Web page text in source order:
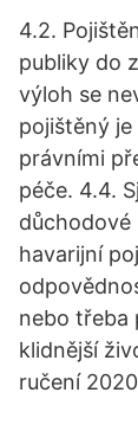
4.2.
publiky do
výloh se
pojištěný
právními
péče. 4.4.
důchodové
havarijní
nebo třeba
klidnější
ručení